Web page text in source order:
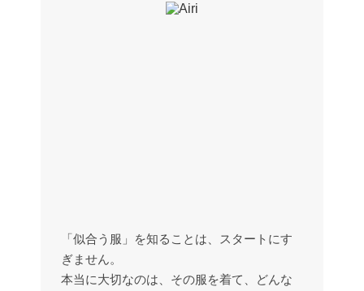
「似合う服」を知ることは、スタートにす
ぎません。
本当に大切なのは、その服を着て、どんな